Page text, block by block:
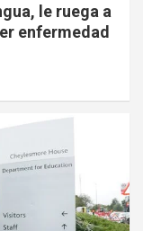
le ruega a
enfermedad